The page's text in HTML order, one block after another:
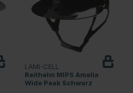
LAMI-CELL
Reithelm MIPS Amelia
Wide Peak Schwarz